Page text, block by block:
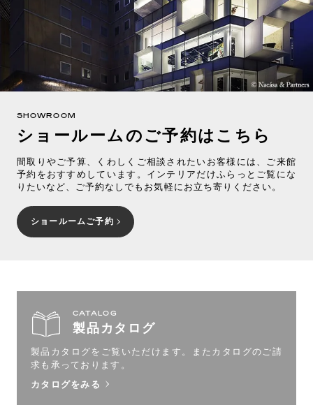
SHOWROOM
ショールームのご予約はこちら
間取りやご予算、くわしくご相談されたいお客様には、ご来館
予約をおすすめしています。インテリアだけふらっとご覧にな
りたいなど、ご予約なしでもお気軽にお立ち寄りください。
ショールームご予約
CATALOG
製品カタログ
製品カタログをご覧いただけます。
またカタログのご請
求も承っております。
カタログをみる